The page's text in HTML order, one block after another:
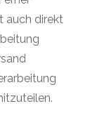
auch direkt